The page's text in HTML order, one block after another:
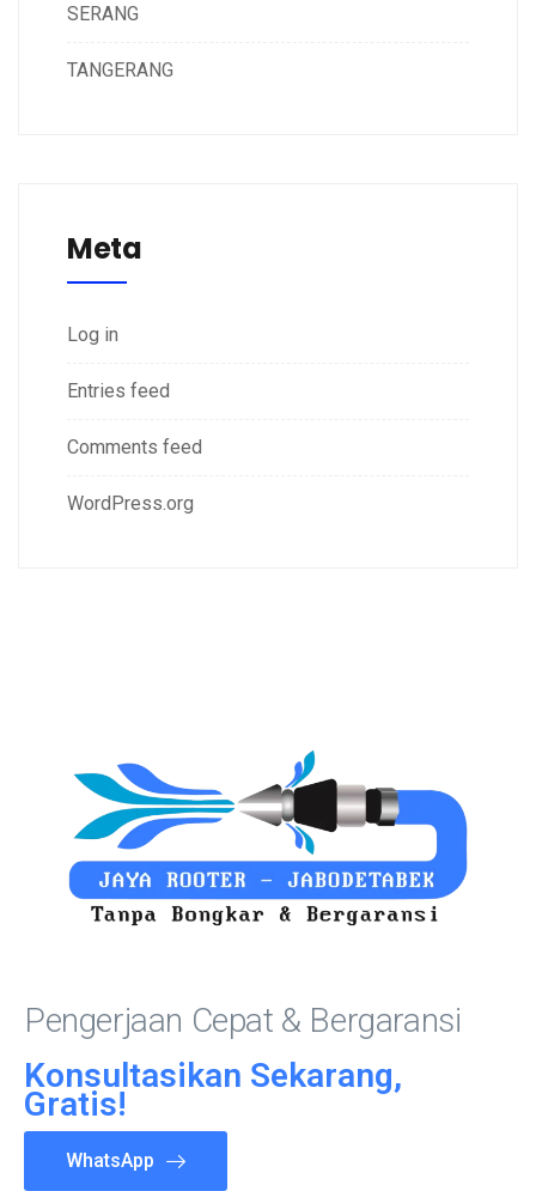
SERANG
TANGERANG
Meta
Log in
Entries feed
Comments feed
WordPress.org
Pengerjaan Cepat & Bergaransi
Konsultasikan Sekarang,
Gratis!
WhatsApp